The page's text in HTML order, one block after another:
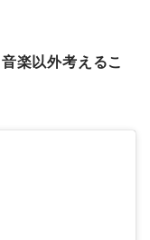
音楽以外考えるこ